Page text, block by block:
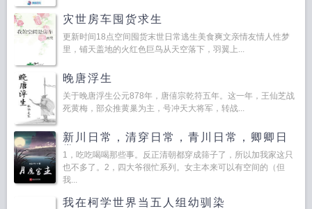
灾世房车囤货求生
更新时间18点空间囤货末世日常逃生美食爽文亲情友情人性梦
里，铺天盖地的火红色巨鸟从天空落下，羽翼上...
晚唐浮生
关于晚唐浮生公元878年，唐僖宗乾符五年。这一年，王仙芝战
死黄梅，部众推黄巢为主，号冲天大将军，转战...
新川日常，清穿日常，青川日常，卿卿日
常
1，吃吃喝喝那些事。反正清朝都穿成筛子了，所以加我家这只
也不多了。2，四大爷很忙系列。女主本来可以有空间的（但
我...
我在柯学世界当五人组幼驯染